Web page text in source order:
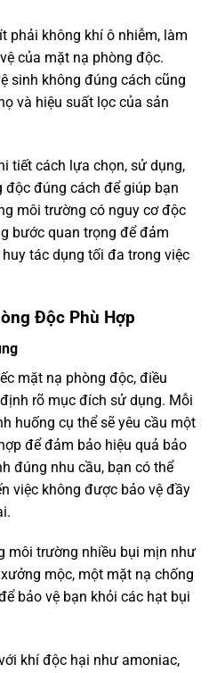
phải không khí ô nhiễm, làm
của mặt nạ phòng độc.
sinh không đúng cách cũng
và hiệu suất lọc của sản
tiết cách lựa chọn, sử dụng,
đúng cách để giúp bạn
môi trường có nguy cơ độc
bước quan trọng để đảm
tác dụng tối đa trong việc
Độc Phù Hợp
mặt nạ phòng độc, điều
rõ mục đích sử dụng. Mỗi
huống cụ thể sẽ yêu cầu một
để đảm bảo hiệu quả bảo
đúng nhu cầu, bạn có thể
việc không được bảo vệ đầy
môi trường nhiều bụi mịn như
mộc, một mặt nạ chống
bảo vệ bạn khỏi các hạt bụi
khí độc hại như amoniac,